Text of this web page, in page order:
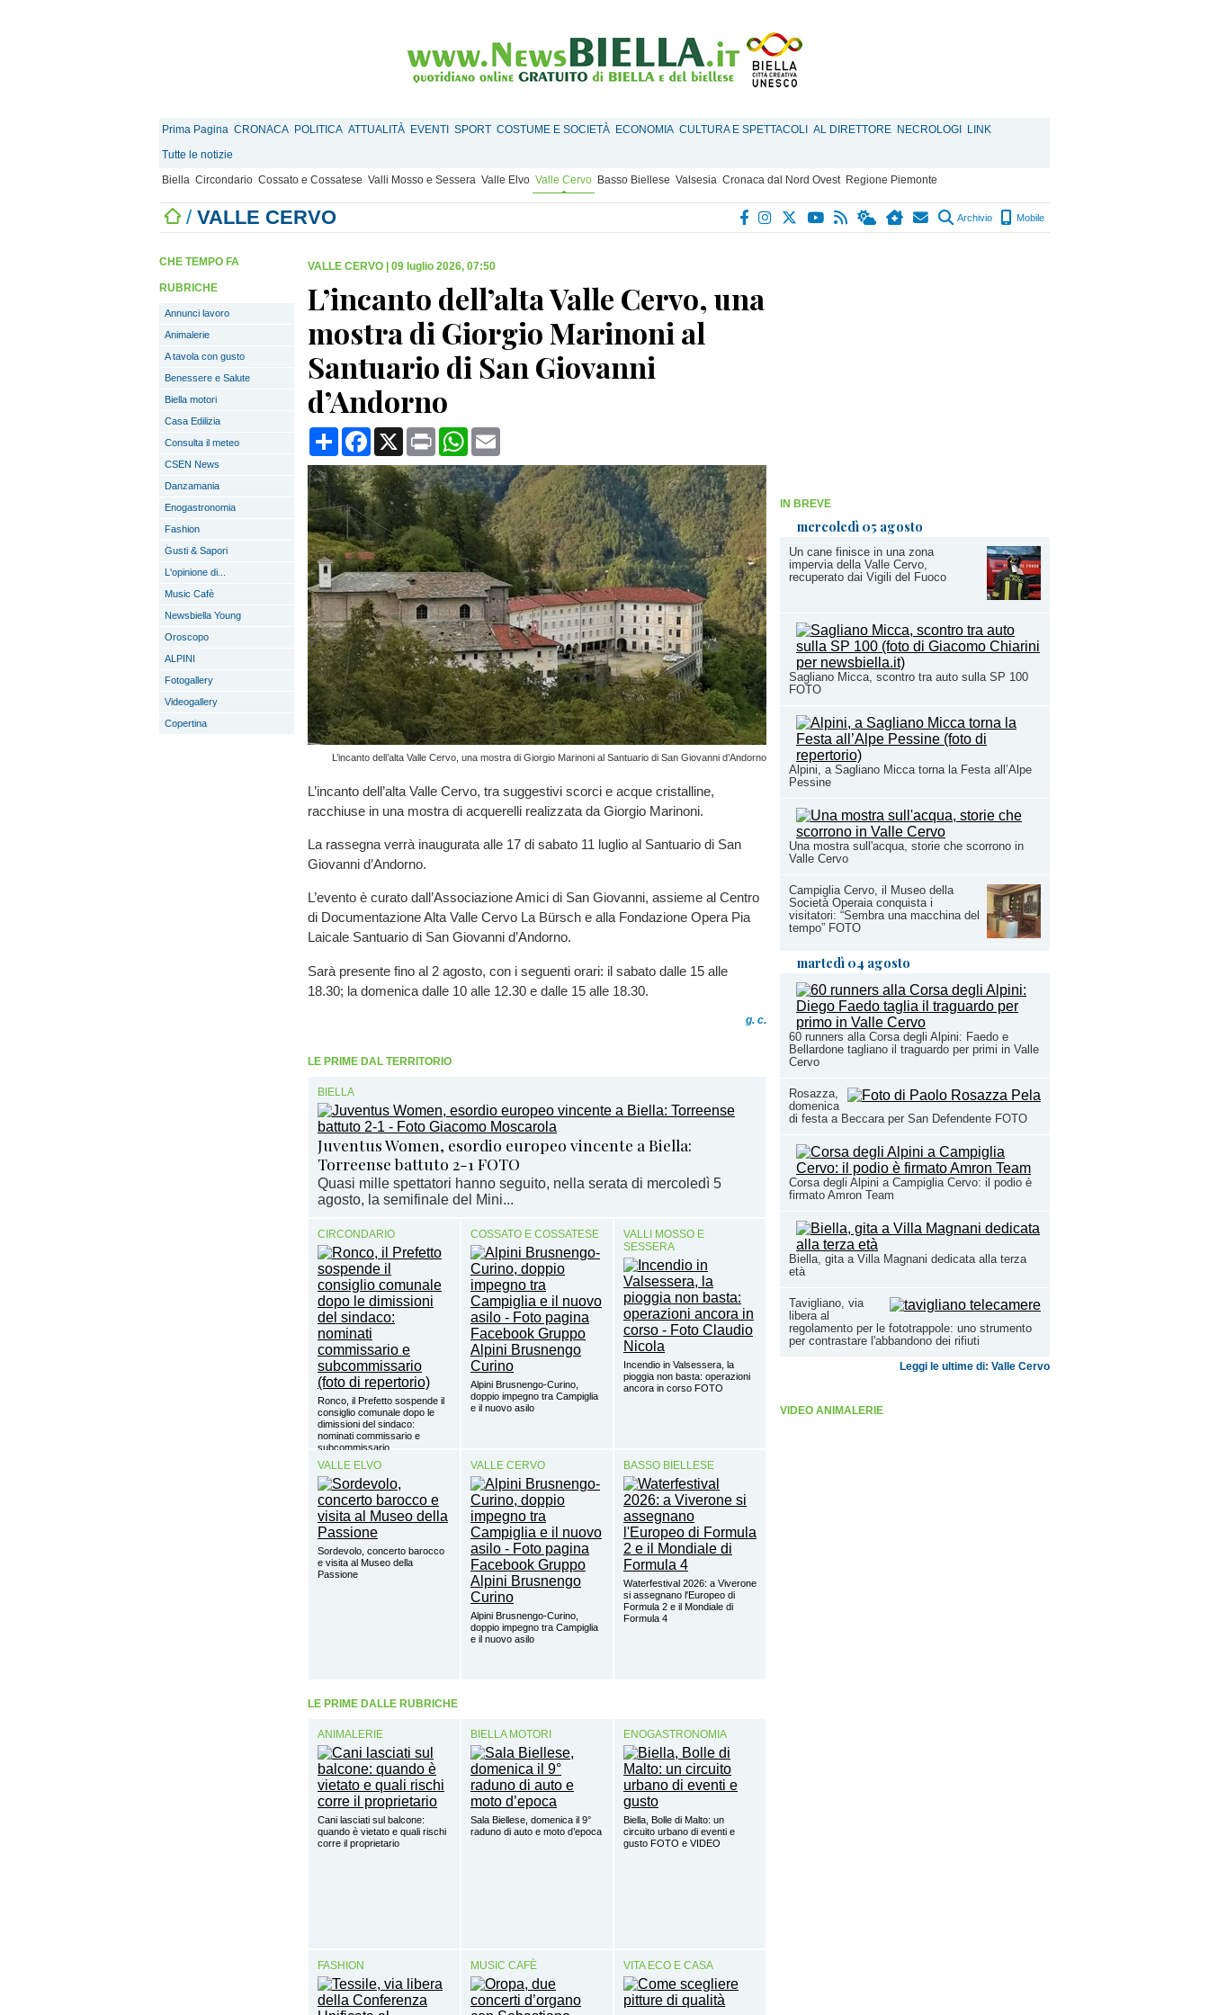
Prima Pagina CRONACA POLITICA ATTUALITÀ EVENTI SPORT COSTUME E SOCIETÀ ECONOMIA CULTURA E SPETTACOLI AL DIRETTORE NECROLOGI
LINK
Tutte le notizie
Biella Circondario Cossato e Cossatese Valli Mosso e Sessera Valle Elvo Valle Cervo Basso Biellese Valsesia Cronaca dal Nord Ovest Regione Piemonte
/ VALLE CERVO Archivio Mobile
IN BREVE
mercoledì 05 agosto
Un cane finisce in una zona
impervia della Valle Cervo,
recuperato dai Vigili del Fuoco
Sagliano Micca, scontro tra auto sulla SP 100
FOTO
Alpini, a Sagliano Micca torna la Festa all’Alpe
Pessine
Una mostra sull'acqua, storie che scorrono in
Valle Cervo
Campiglia Cervo, il Museo della
Società Operaia conquista i
visitatori: “Sembra una macchina del
tempo” FOTO
martedì 04 agosto
60 runners alla Corsa degli Alpini: Faedo e
Bellardone tagliano il traguardo per primi in Valle
Cervo
Rosazza,
domenica
di festa a Beccara per San Defendente FOTO
Corsa degli Alpini a Campiglia Cervo: il podio è
firmato Amron Team
Biella, gita a Villa Magnani dedicata alla terza
età
Tavigliano, via
libera al
regolamento per le fototrappole: uno strumento
per contrastare l'abbandono dei rifiuti
Leggi le ultime di: Valle Cervo
VIDEO ANIMALERIE
CHE TEMPO FA
RUBRICHE
Annunci lavoro
Animalerie
A tavola con gusto
Benessere e Salute
Biella motori
Casa Edilizia
Consulta il meteo
CSEN News
Danzamania
Enogastronomia
Fashion
Gusti & Sapori
L'opinione di...
Music Cafè
Newsbiella Young
Oroscopo
ALPINI
Fotogallery
Videogallery
Copertina
VALLE CERVO 09 luglio 2026, 07:50
L’incanto dell’alta Valle Cervo, una
mostra di Giorgio Marinoni al
Santuario di San Giovanni
d’Andorno
CondividiFacebook
X Print WhatsApp
L’incanto dell’alta Valle Cervo, una mostra di Giorgio Marinoni al Santuario di San Giovanni d’Andorno
L’incanto dell’alta Valle Cervo, tra suggestivi scorci e acque cristalline,
racchiuse in una mostra di acquerelli realizzata da Giorgio Marinoni.
La rassegna verrà inaugurata alle 17 di sabato 11 luglio al Santuario di San
Giovanni d’Andorno.
L’evento è curato dall’Associazione Amici di San Giovanni, assieme al Centro
di Documentazione Alta Valle Cervo La Bürsch e alla Fondazione Opera Pia
Laicale Santuario di San Giovanni d’Andorno.
Sarà presente fino al 2 agosto, con i seguenti orari: il sabato dalle 15 alle
18.30; la domenica dalle 10 alle 12.30 e dalle 15 alle 18.30.
g. c.
LE PRIME DAL TERRITORIO
BIELLA
Juventus Women, esordio europeo vincente a Biella:
Torreense battuto 2-1 FOTO
Quasi mille spettatori hanno seguito, nella serata di mercoledì 5
agosto, la semifinale del Mini...
CIRCONDARIO
Ronco, il Prefetto sospende il
consiglio comunale dopo le
dimissioni del sindaco:
nominati commissario e
subcommissario
COSSATO E COSSATESE
Alpini Brusnengo-Curino,
doppio impegno tra Campiglia
e il nuovo asilo
VALLI MOSSO E
SESSERA
Incendio in Valsessera, la
pioggia non basta: operazioni
ancora in corso FOTO
VALLE ELVO
Sordevolo, concerto barocco
e visita al Museo della
Passione
VALLE CERVO
Alpini Brusnengo-Curino,
doppio impegno tra Campiglia
e il nuovo asilo
BASSO BIELLESE
Waterfestival 2026: a Viverone
si assegnano l'Europeo di
Formula 2 e il Mondiale di
Formula 4
LE PRIME DALLE RUBRICHE
ANIMALERIE
Cani lasciati sul balcone:
quando è vietato e quali rischi
corre il proprietario
BIELLA MOTORI
Sala Biellese, domenica il 9°
raduno di auto e moto d’epoca
ENOGASTRONOMIA
Biella, Bolle di Malto: un
circuito urbano di eventi e
gusto FOTO e VIDEO
FASHION MUSIC CAFÈ VITA ECO E CASA